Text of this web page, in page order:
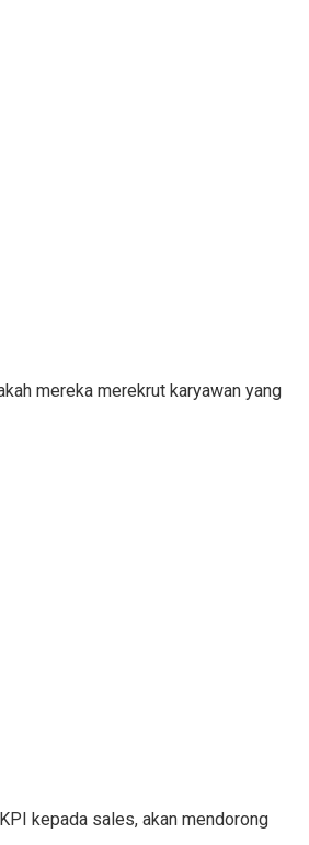
mereka merekrut karyawan yang
kepada sales, akan mendorong